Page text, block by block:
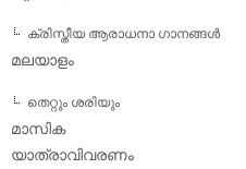
ക്രിസ്തീയ ആരാധനാ ഗാനങ്ങള്‍
മലയാളം
തെറ്റും ശരിയും
മാസിക
യാത്രാവിവരണം